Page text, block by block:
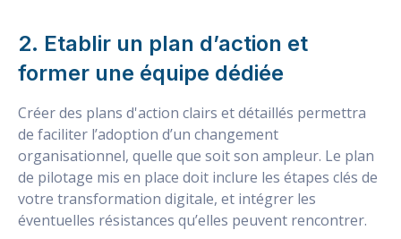
2. Etablir un plan d’action et
former une équipe dédiée
Créer des plans d'action clairs et détaillés permettra
de faciliter l’adoption d’un changement
organisationnel, quelle que soit son ampleur. Le plan
de pilotage mis en place doit inclure les étapes clés de
votre transformation digitale, et intégrer les
éventuelles résistances qu’elles peuvent rencontrer.